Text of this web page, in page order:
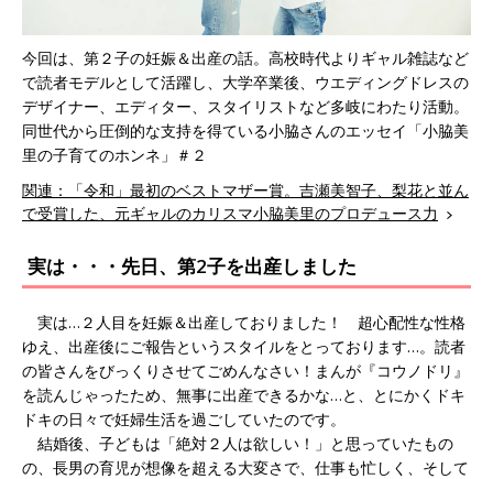
今回は、第２子の妊娠＆出産の話。高校時代よりギャル雑誌など
で読者モデルとして活躍し、大学卒業後、ウエディングドレスの
デザイナー、エディター、スタイリストなど多岐にわたり活動。
同世代から圧倒的な支持を得ている小脇さんのエッセイ「小脇美
里の子育てのホンネ」＃２
関連：「令和」最初のベストマザー賞。吉瀬美智子、梨花と並ん
で受賞した、元ギャルのカリスマ小脇美里のプロデュース力
実は・・・先日、第2子を出産しました
実は…２人目を妊娠＆出産しておりました！ 超心配性な性格
ゆえ、出産後にご報告というスタイルをとっております…。読者
の皆さんをびっくりさせてごめんなさい！まんが『コウノドリ』
を読んじゃったため、無事に出産できるかな…と、とにかくドキ
ドキの日々で妊婦生活を過ごしていたのです。
結婚後、子どもは「絶対２人は欲しい！」と思っていたもの
の、長男の育児が想像を超える大変さで、仕事も忙しく、そして